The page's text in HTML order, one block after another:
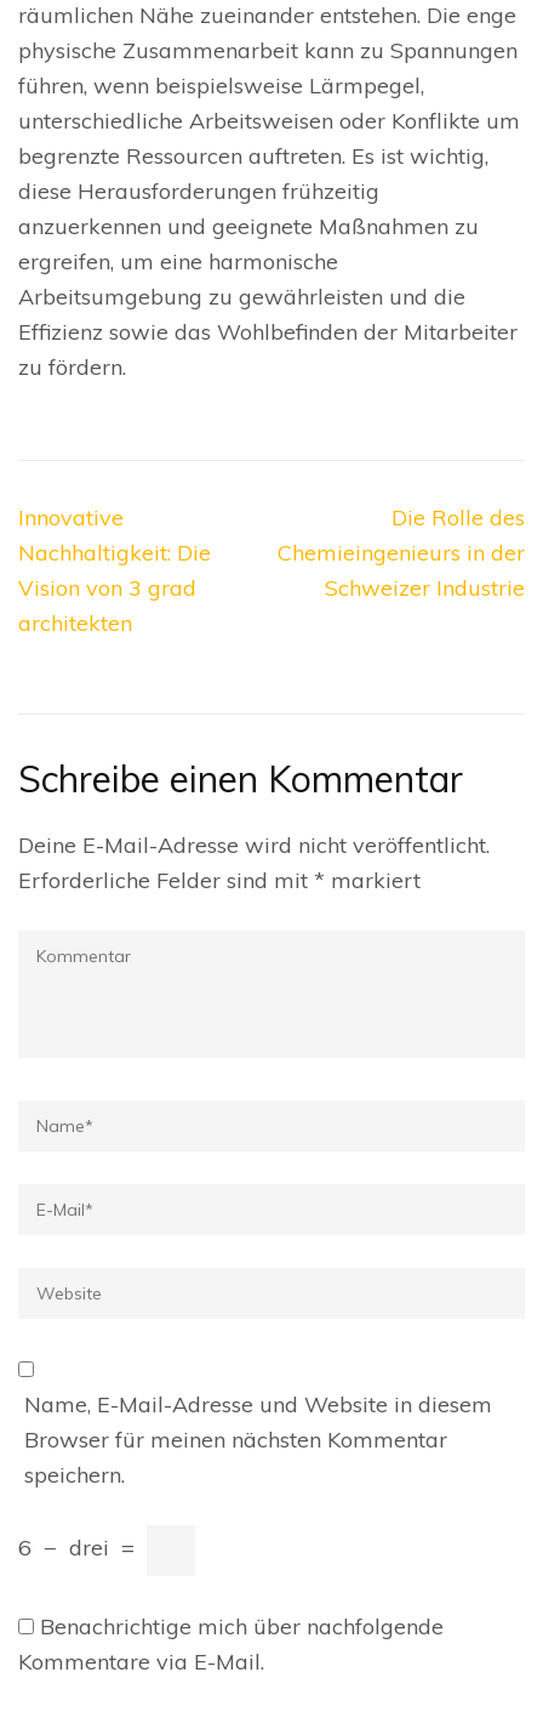
räumlichen Nähe zueinander entstehen. Die enge
physische Zusammenarbeit kann zu Spannungen
führen, wenn beispielsweise Lärmpegel,
unterschiedliche Arbeitsweisen oder Konflikte um
begrenzte Ressourcen auftreten. Es ist wichtig,
diese Herausforderungen frühzeitig
anzuerkennen und geeignete Maßnahmen zu
ergreifen, um eine harmonische
Arbeitsumgebung zu gewährleisten und die
Effizienz sowie das Wohlbefinden der Mitarbeiter
zu fördern.
Beitragsnavigation
Innovative
Nachhaltigkeit: Die
Vision von 3 grad
architekten
Die Rolle des
Chemieingenieurs in der
Schweizer Industrie
Schreibe einen Kommentar
Deine E-Mail-Adresse wird nicht veröffentlicht.
Erforderliche Felder sind mit * markiert
Kommentar
Name*
E-
Website
Name, E-Mail-Adresse und Website in diesem
Browser für meinen nächsten Kommentar
speichern.
6 − drei =
Benachrichtige mich über nachfolgende
Kommentare via E-Mail.